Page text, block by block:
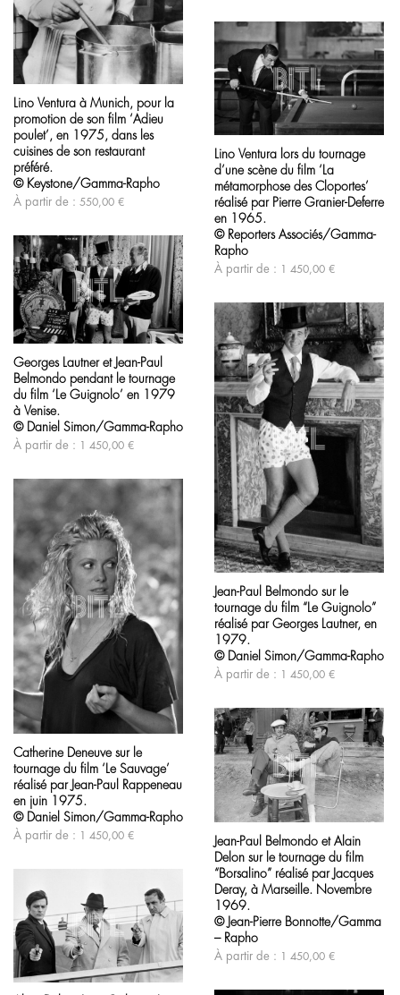
la
produit
Ce
a
plusieurs
variations.
Les
options
peuvent
être
choisies
la
page
du
produit
Lino Ventura à Munich, pour la
promotion de son film ‘Adieu
poulet’, en 1975, dans les
cuisines de son restaurant
préféré.
© Keystone/Gamma-Rapho
À partir de : 550,00 €
a
plusieurs
variations.
Les
options
peuvent
être
choisies
sur
page
du
produit
Lino Ventura lors du tournage
d’une scène du film ‘La
métamorphose des Cloportes’
réalisé par Pierre Granier-Deferre
en 1965.
© Reporters Associés/Gamma-
Rapho
À partir de : 1 450,00 €
Ce
a
plusieurs
variations.
Les
options
peuvent
être
sur
du
produit
Georges Lautner et Jean-Paul
Belmondo pendant le tournage
du film ‘Le Guignolo’ en 1979
à Venise.
© Daniel Simon/Gamma-Rapho
À partir de : 1 450,00 €
Ce
a
plusieurs
variations.
Les
options
peuvent
être
sur
la
page
du
produit
Jean-Paul Belmondo sur le
tournage du film “Le Guignolo”
réalisé par Georges Lautner, en
1979.
© Daniel Simon/Gamma-Rapho
À partir de : 1 450,00 €
Ce
a
plusieurs
variations.
Les
options
peuvent
être
sur
page
produit
Catherine Deneuve sur le
tournage du film ‘Le Sauvage’
réalisé par Jean-Paul Rappeneau
en juin 1975.
© Daniel Simon/Gamma-Rapho
À partir de : 1 450,00 €
Ce
a
plusieurs
variations.
Les
options
peuvent
être
choisies
sur
Jean-Paul Belmondo et Alain
Delon sur le tournage du film
“Borsalino” réalisé par Jacques
Deray, à Marseille. Novembre
1969.
© Jean-Pierre Bonnotte/Gamma
– Rapho
À partir de : 1 450,00 €
Ce